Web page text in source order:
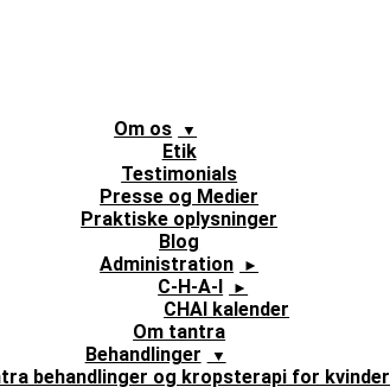
Om os
Etik
Testimonials
Presse og Medier
Praktiske oplysninger
Blog
Administration
C-H-A-I
CHAI kalender
Om tantra
Behandlinger
behandlinger og kropsterapi for kvinder